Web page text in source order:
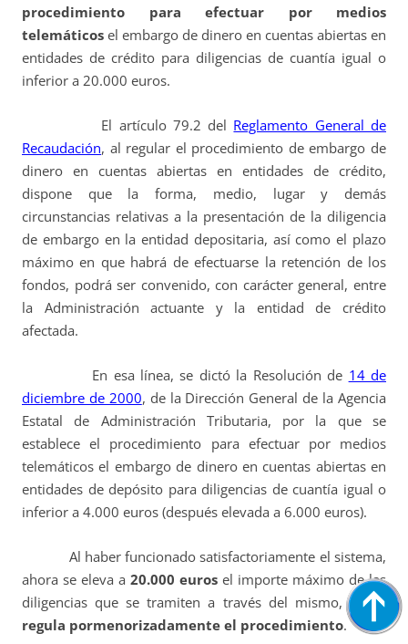
procedimiento para efectuar por medios
telemáticos el embargo de dinero en cuentas abiertas en
entidades de crédito para diligencias de cuantía igual o
inferior a 20.000 euros.
El artículo 79.2 del Reglamento General de
Recaudación, al regular el procedimiento de embargo de
dinero en cuentas abiertas en entidades de crédito,
dispone que la forma, medio, lugar y demás
circunstancias relativas a la presentación de la diligencia
de embargo en la entidad depositaria, así como el plazo
máximo en que habrá de efectuarse la retención de los
fondos, podrá ser convenido, con carácter general, entre
la Administración actuante y la entidad de crédito
afectada.
En esa línea, se dictó la Resolución de 14 de
diciembre de 2000, de la Dirección General de la Agencia
Estatal de Administración Tributaria, por la que se
establece el procedimiento para efectuar por medios
telemáticos el embargo de dinero en cuentas abiertas en
entidades de depósito para diligencias de cuantía igual o
inferior a 4.000 euros (después elevada a 6.000 euros).
Al haber funcionado satisfactoriamente el sistema,
ahora se eleva a 20.000 euros el importe máximo de las
diligencias que se tramiten a través del mismo, yse
regula pormenorizadamente el procedimiento.